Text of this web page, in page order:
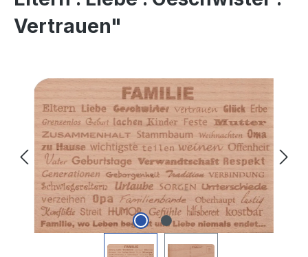
Vertrauen"
Bildergalerie überspringen